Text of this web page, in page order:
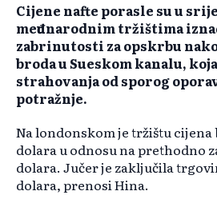
Cijene nafte porasle su u
međunarodnim tržištima
zabrinutosti za opskrbu
broda u Sueskom kanalu,
strahovanja od sporog
potražnje.
Na londonskom je tržištu cijena
dolara u odnosu na prethodno
dolara. Jučer je zaključila
dolara, prenosi Hina.